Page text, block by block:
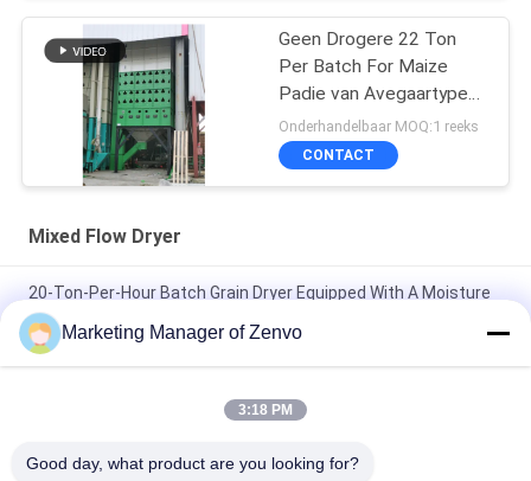
Geen Drogere 22 Ton
Per Batch For Maize
Padie van Avegaartype
Gemengde Stroom
Onderhandelbaar MOQ:1 reeks
CONTACT
Mixed Flow Dryer
20-Ton-Per-Hour Batch Grain Dryer Equipped With A Moisture
Detector
Elke partij van 30 ton zonder auger L, eenvoudige werking van
Control System
Marketing Manager of Zenvo
3:18 PM
Good day, what product are you looking for?